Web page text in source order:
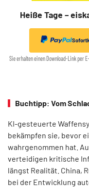
Heiße Tage –
Sie erhalten einen Download-Link per
Buchtipp: Vom
KI-gesteuerte
bekämpfen sie, bevor
wahrgenommen hat.
verteidigen kritische
längst Realität. China,
bei der Entwicklung